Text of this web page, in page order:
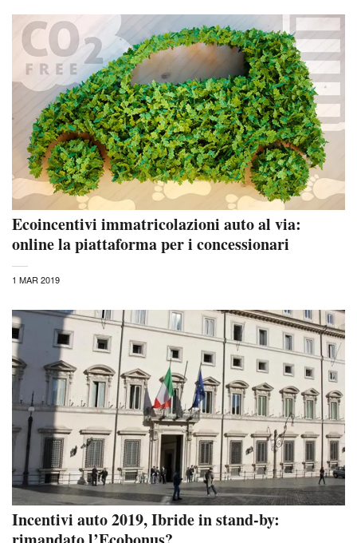
Ecoincentivi immatricolazioni auto al via:
online la piattaforma per i concessionari
1 MAR 2019
Incentivi auto 2019, Ibride in stand-by: